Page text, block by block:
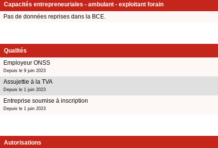
Capacités entrepreneuriales - ambulant - exploitant forain
Pas de données reprises dans la BCE.
Qualités
Employeur ONSS
Depuis le 9 juin 2023
Assujettie à la TVA
Depuis le 1 juin 2023
Entreprise soumise à inscription
Depuis le 1 juin 2023
Autorisations